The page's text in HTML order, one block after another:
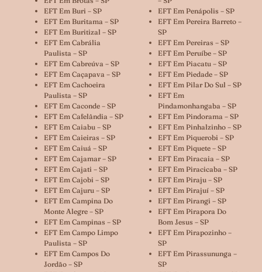
EFT Em Buri – SP
EFT Em Buritama – SP
EFT Em Buritizal – SP
EFT Em Cabrália
Paulista – SP
EFT Em Cabreúva – SP
EFT Em Caçapava – SP
EFT Em Cachoeira
Paulista – SP
EFT Em Caconde – SP
EFT Em Cafelândia – SP
EFT Em Caiabu – SP
EFT Em Caieiras – SP
EFT Em Caiuá – SP
EFT Em Cajamar – SP
EFT Em Cajati – SP
EFT Em Cajobi – SP
EFT Em Cajuru – SP
EFT Em Campina Do
Monte Alegre – SP
EFT Em Campinas – SP
EFT Em Campo Limpo
Paulista – SP
EFT Em Campos Do
Jordão – SP
EFT Em Penápolis – SP
EFT Em Pereira Barreto –
SP
EFT Em Pereiras – SP
EFT Em Peruíbe – SP
EFT Em Piacatu – SP
EFT Em Piedade – SP
EFT Em Pilar Do Sul – SP
EFT Em
Pindamonhangaba – SP
EFT Em Pindorama – SP
EFT Em Pinhalzinho – SP
EFT Em Piquerobi – SP
EFT Em Piquete – SP
EFT Em Piracaia – SP
EFT Em Piracicaba – SP
EFT Em Piraju – SP
EFT Em Pirajuí – SP
EFT Em Pirangi – SP
EFT Em Pirapora Do
Bom Jesus – SP
EFT Em Pirapozinho –
SP
EFT Em Pirassununga –
SP